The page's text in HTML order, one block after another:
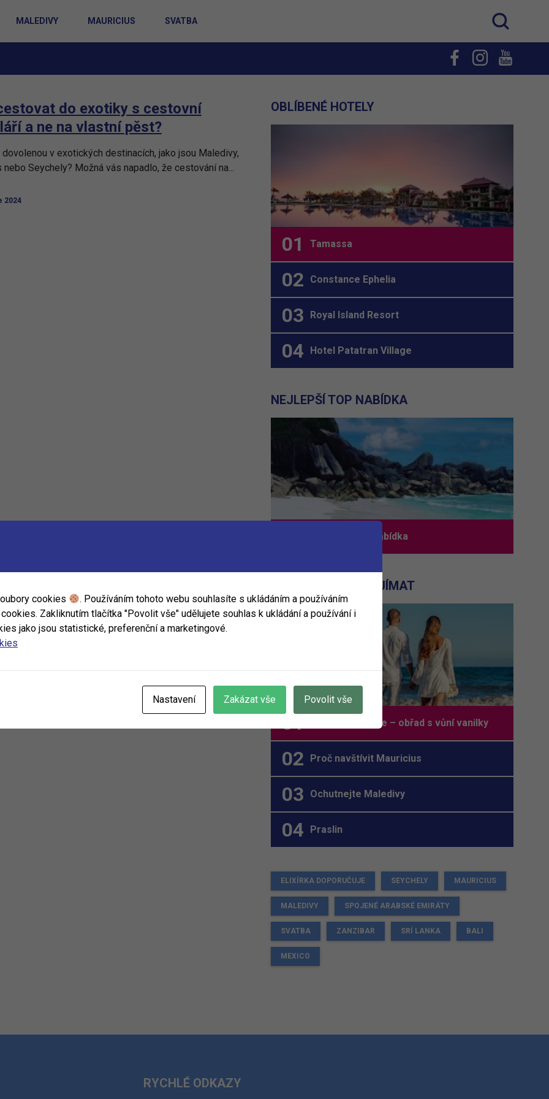
MALEDIVY MAURICIUS SVATBA
2024
do exotiky s cestovní
a ne na vlastní pěst?
dovolenou v exotických destinacích, jako jsou Maledivy,
nebo Seychely? Možná vás napadlo, že cestování na...
OBLÍBENÉ HOTELY
Tamassa
Constance Ephelia
Royal Island Resort
Hotel Patatran Village
NEJLEPŠÍ TOP NABÍDKA
Nejlepší TOP nabídka
MOHLO BY VÁS ZAJÍMAT
Svatba v exotice – obřad s vůní vanilky
Proč navštívit Mauricius
Ochutnejte Maledivy
Praslin
ELIXÍRKA DOPORUČUJE SEYCHELY MAURICIUS
MALEDIVY SPOJENÉ ARABSKÉ EMIRÁTY
SVATBA ZANZIBAR SRÍ LANKA BALI
MEXICO
RYCHLÉ ODKAZY
cookies
. Používáním tohoto webu souhlasíte s ukládáním a používáním
Zakliknutím tlačítka "Povolit vše" udělujete souhlas k ukládání a používání i
jako jsou statistické, preferenční a marketingové.
Nastavení Zakázat vše Povolit vše